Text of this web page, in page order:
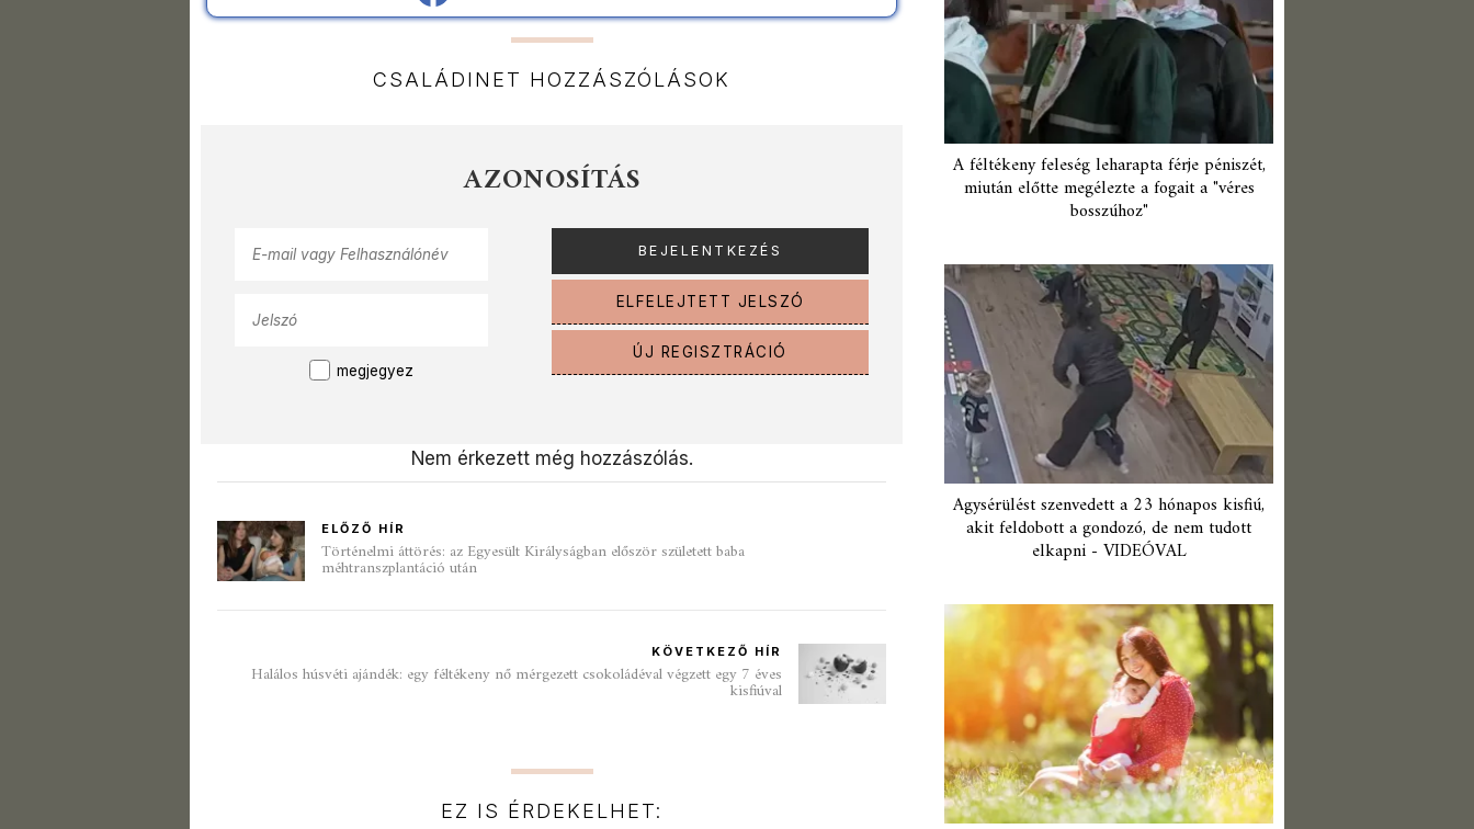
CSALÁDINET HOZZÁSZÓLÁSOK
AZONOSÍTÁS
megjegyez
ELFELEJTETT JELSZÓ
ÚJ REGISZTRÁCIÓ
Nem érkezett még hozzászólás.
ELŐZŐ HÍR
Történelmi áttörés: az Egyesült Királyságban először született baba
méhtranszplantáció után​
KÖVETKEZŐ HÍR
Halálos húsvéti ajándék: egy féltékeny nő mérgezett csokoládéval végzett egy 7 éves
kisfiúval
EZ IS ÉRDEKELHET:
A féltékeny feleség leharapta férje péniszét,
miután előtte megélezte a fogait a "véres
bosszúhoz"
Agysérülést szenvedett a 23 hónapos kisfiú,
akit feldobott a gondozó, de nem tudott
elkapni - VIDEÓVAL